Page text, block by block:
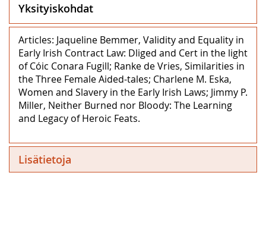
Yksityiskohdat
Articles: Jaqueline Bemmer, Validity and Equality in
Early Irish Contract Law: Dliged and Cert in the light
of Cóic Conara Fugill; Ranke de Vries, Similarities in
the Three Female Aided-tales; Charlene M. Eska,
Women and Slavery in the Early Irish Laws; Jimmy P.
Miller, Neither Burned nor Bloody: The Learning
and Legacy of Heroic Feats.
Lisätietoja